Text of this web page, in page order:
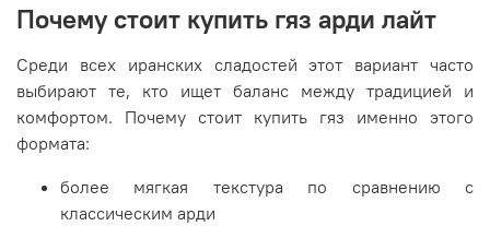
Почему стоит купить гяз арди лайт
Среди всех иранских сладостей этот вариант часто
выбирают те, кто ищет баланс между традицией и
комфортом. Почему стоит купить гяз именно этого
формата:
более мягкая текстура по сравнению с
классическим арди